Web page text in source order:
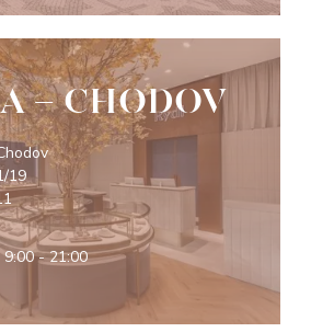
- CHODOV
19
9:00 - 21:00